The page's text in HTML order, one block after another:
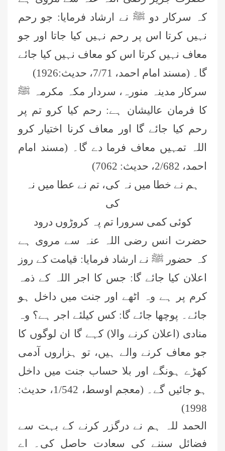
کہ سرکار دو ﷺ نے ارشاد فرمایا: جو رحم
نہیں کرتا اس پر رحم نہیں کیا جاتا اور جو
معاف نہیں کرتا اس کو معاف نہیں کیا جائے
گا۔ (مسند امام احمد،
7/71،
حدیث:1926)
سرکار مدینہ منورہ، سردار مکہ مکرمہ ﷺ
کا فرمان عالیشان ہے: رحم کیا کرو تم پر
رحم کیا جائے گا اور معاف کرنا اختیار کرو
اللہ تمہیں معاف فرما دے گا۔ (مسند امام
احمد، 2/682، حدیث: 7062)
ہم نے خطا میں نہ کی، تم نے عطا میں نہ
کی
کوئی کمی سرورا تم پہ کروڑوں درود
حضرت انس رضی اللہ عنہ سے مروی ہے
کہ حضور ﷺ نے ارشاد فرمایا: قیامت کے روز
اعلان کیا جائے گا: جس کا اجر اللہ کے ذمہ
کرم پر ہے وہ اٹھے اور جنت میں داخل ہو
جائے۔ پوچھا جائے گا: کس کیلئے اجر ہے؟ وہ
منادی (اعلان کرنے والا) کہے گا ان لوگوں کا
جو معاف کرنے والے ہیں، تو ہزاروں آدمی
کھڑے ہونگے اور بلا حساب جنت میں داخل
ہو جائیں گے۔ (معجم اوسط، 1/542، حدیث:
1998)
الحمد للہ ہم نے درگزر کرنے کے بہت سے
فضائل سننے کی سعادت حاصل کی۔ اے
عمر اختر (درجہ خامسہ مرکزی جامعۃ
المدینہ فیضان مدینہ ،کراچی،پاکستان)
محمد وقاص (مرکزی جامعۃ المدینہ
فیضان مدینہ،کراچی ،پاکستان)
محمد سعد عمران (درجہ عالیہ مرکزی
جامعۃ المدینہ فیضانِ مدینہ ،کراچی
،پاکستان)
جامعۃ المدينہ فيضان عثمان غنى،
کراچی،پاکستان)